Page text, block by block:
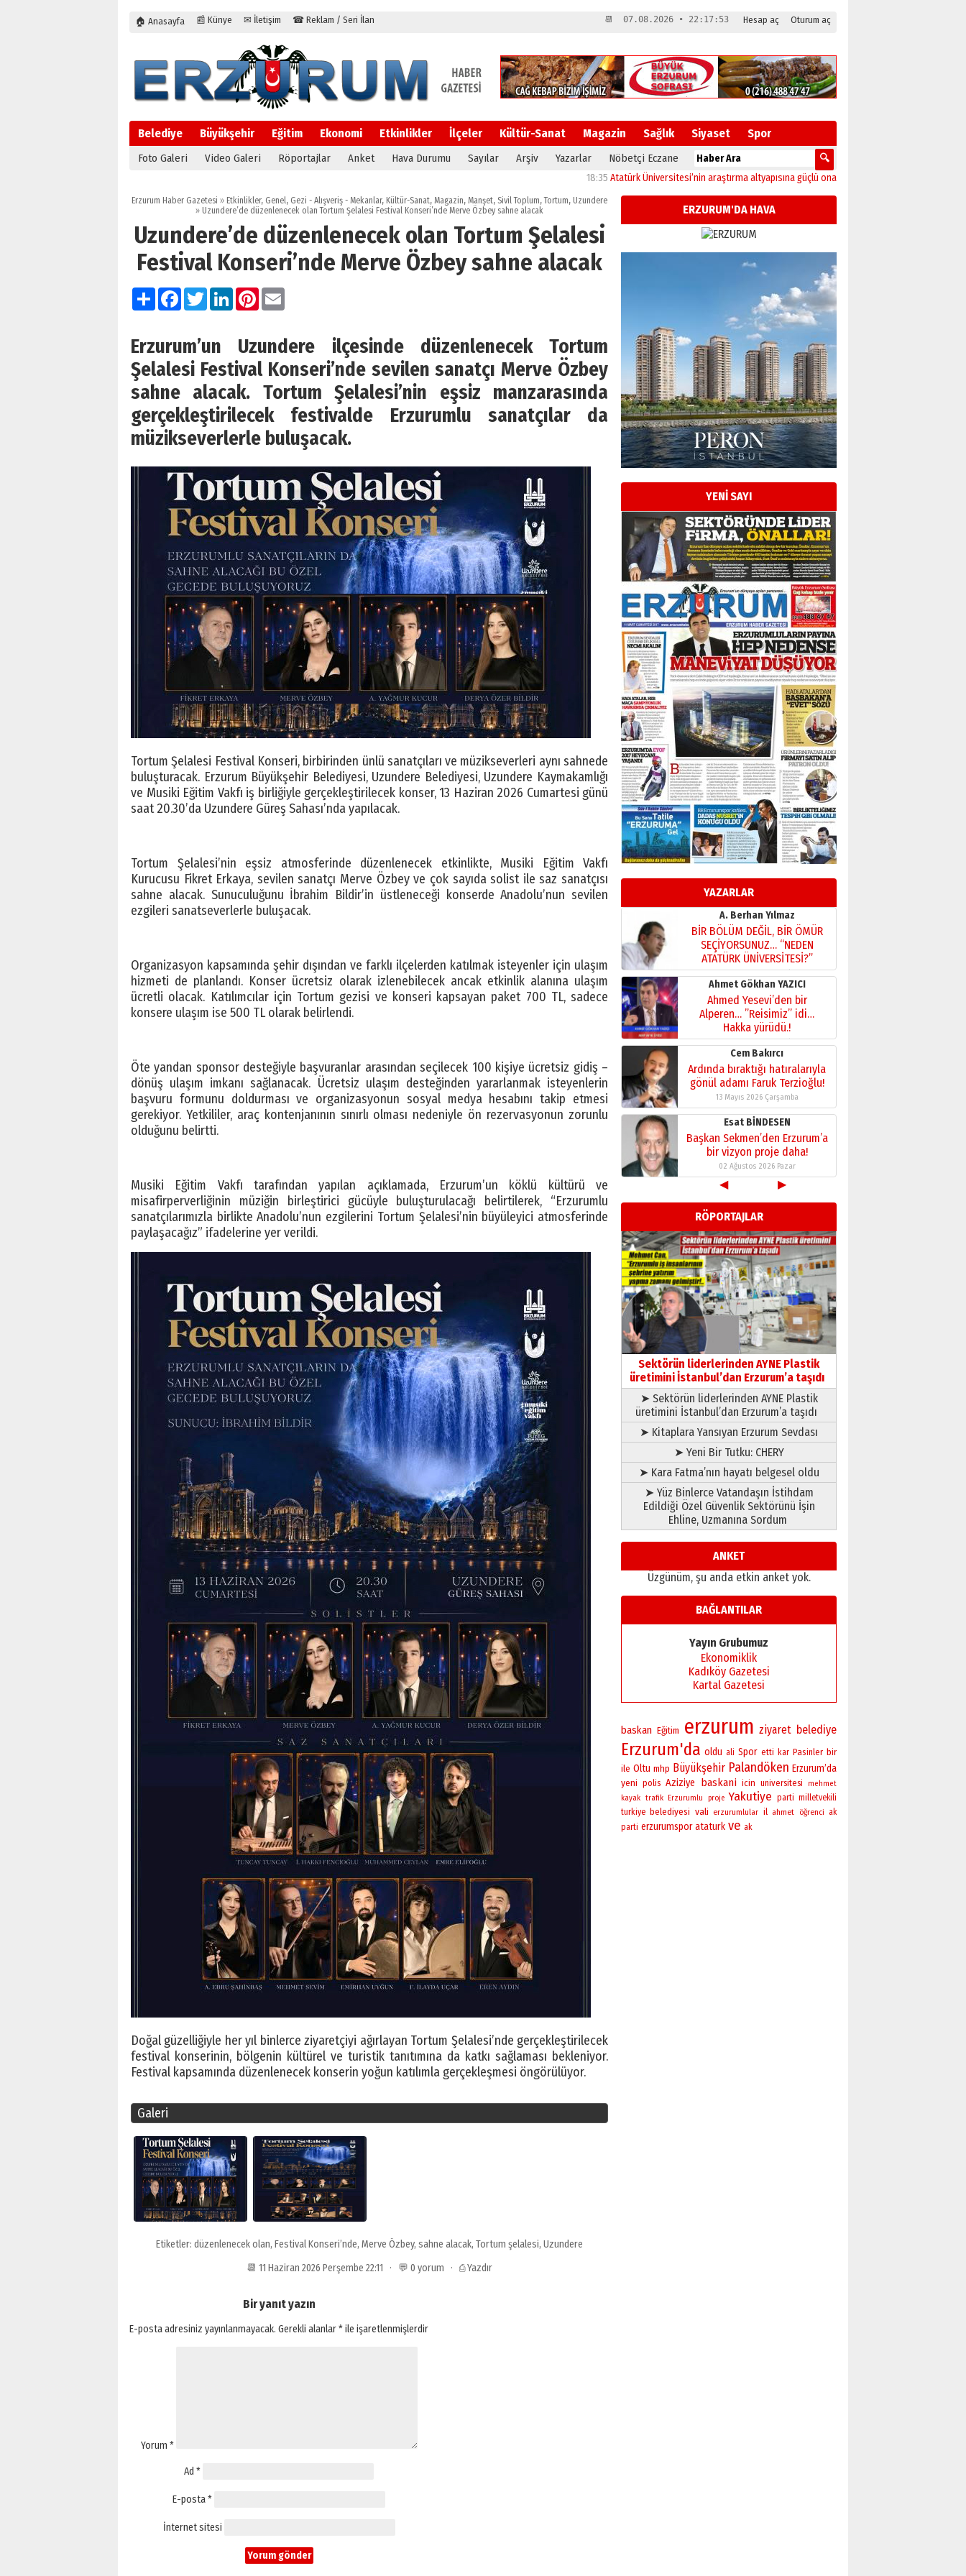
🏠 Anasayfa 📰 Künye ✉ İletişim ☎ Reklam / Seri İlan Hesap aç Oturum aç
📆 07.08.2026 • 22:17:54
Belediye Büyükşehir Eğitim Ekonomi Etkinlikler İlçeler Kültür-Sanat Magazin Sağlık Siyaset Spor
Foto Galeri Video Galeri Röportajlar Anket Hava Durumu Sayılar Arşiv Yazarlar Nöbetçi Eczane
Atatürk Üniversitesi’nin araştırma altyapısına güçlü onay 12:04Oltu’da festival coşkusu konserle
Erzurum Haber Gazetesi » Etkinlikler, Genel, Gezi - Alışveriş - Mekanlar, Kültür-Sanat, Magazin, Manşet, Sivil Toplum,Tortum, Uzundere
» Uzundere’de düzenlenecek olan Tortum Şelalesi Festival Konseri’nde Merve Özbey sahne alacak
Uzundere’de düzenlenecek olan Tortum Şelalesi
Festival Konseri’nde Merve Özbey sahne alacak
PaylaşFacebook
TwitterLinkedInPinterest
Erzurum’un Uzundere ilçesinde düzenlenecek Tortum
Şelalesi Festival Konseri’nde sevilen sanatçı Merve Özbey
sahne alacak. Tortum Şelalesi’nin eşsiz manzarasında
gerçekleştirilecek festivalde Erzurumlu sanatçılar da
müzikseverlerle buluşacak.
Tortum Şelalesi Festival Konseri, birbirinden ünlü sanatçıları ve müzikseverleri aynı sahnede
buluşturacak. Erzurum Büyükşehir Belediyesi, Uzundere Belediyesi, Uzundere Kaymakamlığı
ve Musiki Eğitim Vakfı iş birliğiyle gerçekleştirilecek konser, 13 Haziran 2026 Cumartesi günü
saat 20.30’da Uzundere Güreş Sahası’nda yapılacak.
Tortum Şelalesi’nin eşsiz atmosferinde düzenlenecek etkinlikte, Musiki Eğitim Vakfı
Kurucusu Fikret Erkaya, sevilen sanatçı Merve Özbey ve çok sayıda solist ile saz sanatçısı
sahne alacak. Sunuculuğunu İbrahim Bildir’in üstleneceği konserde Anadolu’nun sevilen
ezgileri sanatseverlerle buluşacak.
Organizasyon kapsamında şehir dışından ve farklı ilçelerden katılmak isteyenler için ulaşım
hizmeti de planlandı. Konser ücretsiz olarak izlenebilecek ancak etkinlik alanına ulaşım
ücretli olacak. Katılımcılar için Tortum gezisi ve konseri kapsayan paket 700 TL, sadece
konsere ulaşım ise 500 TL olarak belirlendi.
Öte yandan sponsor desteğiyle başvuranlar arasından seçilecek 100 kişiye ücretsiz gidiş –
dönüş ulaşım imkanı sağlanacak. Ücretsiz ulaşım desteğinden yararlanmak isteyenlerin
başvuru formunu doldurması ve organizasyonun sosyal medya hesabını takip etmesi
gerekiyor. Yetkililer, araç kontenjanının sınırlı olması nedeniyle ön rezervasyonun zorunlu
olduğunu belirtti.
Musiki Eğitim Vakfı tarafından yapılan açıklamada, Erzurum’un köklü kültürü ve
misafirperverliğinin müziğin birleştirici gücüyle buluşturulacağı belirtilerek, “Erzurumlu
sanatçılarımızla birlikte Anadolu’nun ezgilerini Tortum Şelalesi’nin büyüleyici atmosferinde
paylaşacağız” ifadelerine yer verildi.
Doğal güzelliğiyle her yıl binlerce ziyaretçiyi ağırlayan Tortum Şelalesi’nde gerçekleştirilecek
festival konserinin, bölgenin kültürel ve turistik tanıtımına da katkı sağlaması bekleniyor.
Festival kapsamında düzenlenecek konserin yoğun katılımla gerçekleşmesi öngörülüyor.
Galeri
Etiketler: düzenlenecek olan, Festival Konseri’nde, Merve Özbey, sahne alacak, Tortum şelalesi, Uzundere
📆 11 Haziran 2026 Perşembe 22:11 · 💬 0 yorum · ⎙ Yazdır
Bir yanıt yazın
E-posta adresiniz yayınlanmayacak. Gerekli alanlar*ile işaretlenmişlerdir
Yorum *
Ad *
E-posta*
İnternet sitesi
ERZURUM'DA HAVA
YENİ SAYI
YAZARLAR
Esat BİNDESEN
Başkan Sekmen’den Erzurum’a
bir vizyon proje daha!
02 Ağustos 2026 Pazar
Kadir SABUNCUOĞLU
Erzurumspor’un köşe taşları
29 Haziran 2026 Pazartesi
Kenan GÜLERCİ
Murat Şahsuvaroğlu ERKON’da
çıtayı yukarı taşırken,
yönetimdekiler aşağı
çekmemeli!
17 Şubat 2026 SalıOrhan BOZKURT
Bir fotoğraf, bir şehir, bir
gazeteci… Dizginler kimin
elinde?
A. Berhan Yılmaz
BİR BÖLÜM DEĞİL, BİR ÖMÜR
SEÇİYORSUNUZ… “NEDEN
ATATÜRK ÜNİVERSİTESİ?”
28 Temmuz 2026 Salı
Ahmet Gökhan YAZICI
Ahmed Yesevi’den bir
Alperen… ”Reisimiz” idi…
Hakka yürüdü.!
26 Mart 2026 Perşembe
Cem Bakırcı
Ardında bıraktığı hatıralarıyla
gönül adamı Faruk Terzioğlu!
13 Mayıs 2026 Çarşamba
Esat BİNDESEN
Başkan Sekmen’den Erzurum’a
bir vizyon proje daha!
02 Ağustos 2026 Pazar
Kadir SABUNCUOĞLU
Erzurumspor’un köşe taşları
29 Haziran 2026 Pazartesi
Kenan GÜLERCİ
Murat Şahsuvaroğlu ERKON’da
çıtayı yukarı taşırken,
yönetimdekiler aşağı
çekmemeli!
17 Şubat 2026 SalıOrhan BOZKURT
Bir fotoğraf, bir şehir, bir
gazeteci… Dizginler kimin
elinde?
31 Mart 2026 Salı
A. Berhan Yılmaz
BİR BÖLÜM DEĞİL, BİR ÖMÜR
SEÇİYORSUNUZ… “NEDEN
ATATÜRK ÜNİVERSİTESİ?”
28 Temmuz 2026 Salı
Ahmet Gökhan YAZICI
Ahmed Yesevi’den bir
Alperen… ”Reisimiz” idi…
Hakka yürüdü.!
26 Mart 2026 Perşembe
Ardında bıraktığı hatıralarıyla
13 Mayıs 2026 Çarşamba
Esat BİNDESEN
Başkan Sekmen’den Erzurum’a
bir vizyon proje daha!
02 Ağustos 2026 Pazar
◀ ▶
RÖPORTAJLAR
Sektörün liderlerinden AYNE Plastik
üretimini İstanbul’dan Erzurum’a taşıdı
➤ Sektörün liderlerinden AYNE Plastik
üretimini İstanbul’dan Erzurum’a taşıdı
➤ Kitaplara Yansıyan Erzurum Sevdası
➤ Yeni Bir Tutku: CHERY
➤ Kara Fatma’nın hayatı belgesel oldu
➤ Yüz Binlerce Vatandaşın İstihdam
Edildiği Özel Güvenlik Sektörünü İşin
Ehline, Uzmanına Sordum
ANKET
Üzgünüm, şu anda etkin anket yok.
BAĞLANTILAR
Yayın Grubumuz
Ekonomiklik
Kadıköy Gazetesi
Kartal Gazetesi
baskan Eğitim erzurum ziyaret belediye
Erzurum'da oldu ali Spor etti kar Pasinler bir
ile Oltu mhp Büyükşehir Palandöken Erzurum’da
yeni polis Aziziye baskani icin universitesi
mehmet
kayak trafik Erzurumlu proje Yakutiye parti milletvekili
turkiye belediyesi vali erzurumlular il ahmet öğrenci ak
parti erzurumspor ataturk ve ak